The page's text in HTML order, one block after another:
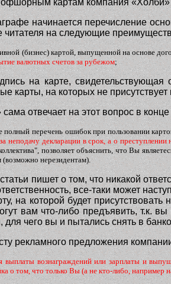
картам компания «Холби»
начинается перечисление
читателя на следующие
(бизнес) картой, выпущенной на основе
валютных счетов за рубежом;
на карте,
карты, на которых не присутствует
отвечает на этот вопрос в
перечень ошибок при пользовании
неподачу декларации в срок, а о
позволяет объяснить, что Вы
нерезидентам).
пишет о том, что никакой
все-таки может
на которой будет
вам что-либо предъявить, т.к.
для чего вы и пытались снять в
рекламного предложения
выплаты вознаграждений или зарплаты и
о том, что только Вы (а не кто-либо,